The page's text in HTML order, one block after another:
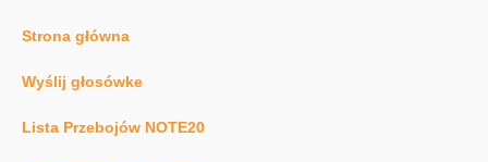
Strona główna
Wyślij głosówke
Lista Przebojów NOTE20